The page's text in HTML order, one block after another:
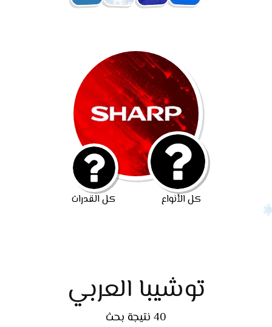
كل القدرات كل الأنواع
توشيبا العربي
40 نتيجة بحث